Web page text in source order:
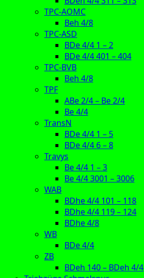
TPC-AOMC
Beh 4/8
TPC-ASD
BDe 4/4 1 – 2
BDe 4/4 401 – 404
TPC-BVB
Beh 4/8
TPF
ABe 2/4 – Be 2/4
Be 4/4
TransN
BDe 4/4 1 – 5
BDe 4/4 6 – 8
Travys
Be 4/4 1 – 3
Be 4/4 3001 – 3006
WAB
BDhe 4/4 101 – 118
BDhe 4/4 119 – 124
BDhe 4/8
WB
BDe 4/4
ZB
BDeh 140 – BDeh 4/4